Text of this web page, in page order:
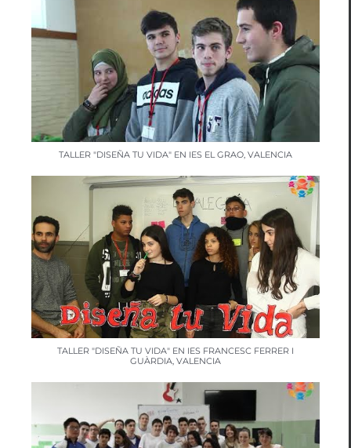
TALLER "DISEÑA TU VIDA" EN IES EL GRAO, VALENCIA
TALLER "DISEÑA TU VIDA" EN IES FRANCESC FERRER I
GUÀRDIA, VALENCIA